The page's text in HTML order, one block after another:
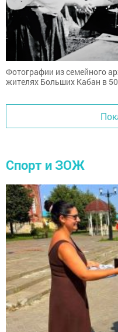
Фотографии из семейного
жителях Больших Кабан в
Спорт и ЗОЖ